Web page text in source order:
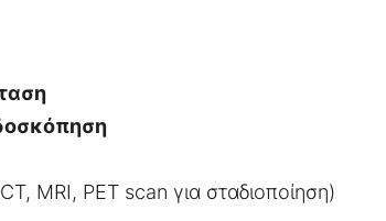
MRI, PET scan για σταδιοποίηση)